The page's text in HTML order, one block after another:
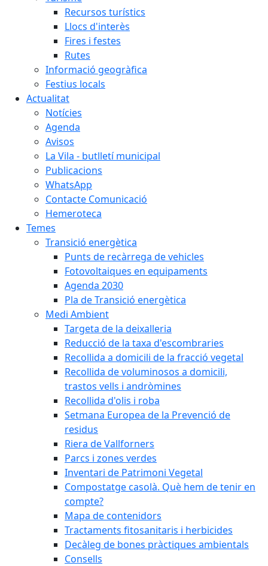
Recursos turístics
Llocs d'interès
Fires i festes
Rutes
Informació geogràfica
Festius locals
Actualitat
Notícies
Agenda
Avisos
La Vila - butlletí municipal
Publicacions
WhatsApp
Contacte Comunicació
Hemeroteca
Temes
Transició energètica
Punts de recàrrega de vehicles
Fotovoltaiques en equipaments
Agenda 2030
Pla de Transició energètica
Medi Ambient
Targeta de la deixalleria
Reducció de la taxa d'escombraries
Recollida a domicili de la fracció vegetal
Recollida de voluminosos a domicili,
trastos vells i andròmines
Recollida d'olis i roba
Setmana Europea de la Prevenció de
residus
Riera de Vallforners
Parcs i zones verdes
Inventari de Patrimoni Vegetal
Compostatge casolà. Què hem de tenir en
compte?
Mapa de contenidors
Tractaments fitosanitaris i herbicides
Decàleg de bones pràctiques ambientals
Consells